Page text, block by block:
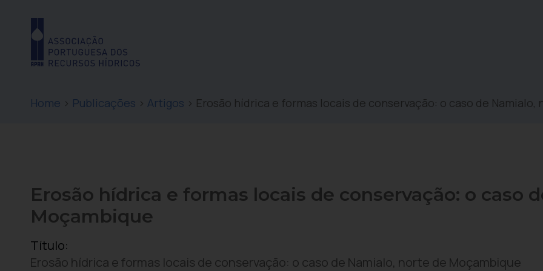
Home > Publicações > Artigos > Erosão hídrica e formas locais de conservação: o caso de
Erosão hídrica e formas locais de conservação: o caso
Moçambique
Título:
Erosão hídrica e formas locais de conservação: o caso de Namialo, norte de Moçambique